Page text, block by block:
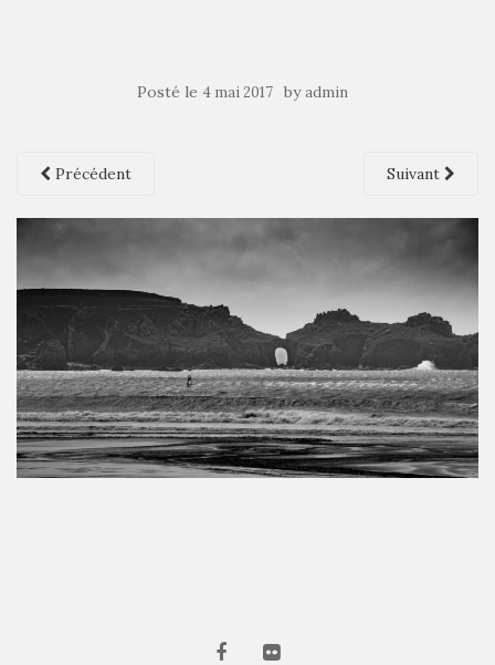
Posté le 4 mai 2017 byadmin
Précédent Suivant